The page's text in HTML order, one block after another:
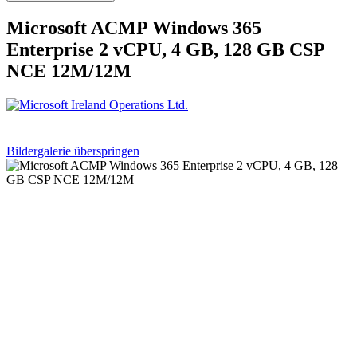
Microsoft ACMP Windows 365
Enterprise 2 vCPU, 4 GB, 128 GB CSP
NCE 12M/12M
Bildergalerie überspringen